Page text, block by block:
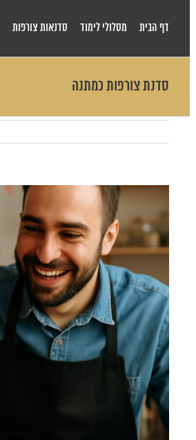
דף הבית מסלולי לימוד סדנאות צורפות
סדנת צורפות כמתנה
View
Larger
Image